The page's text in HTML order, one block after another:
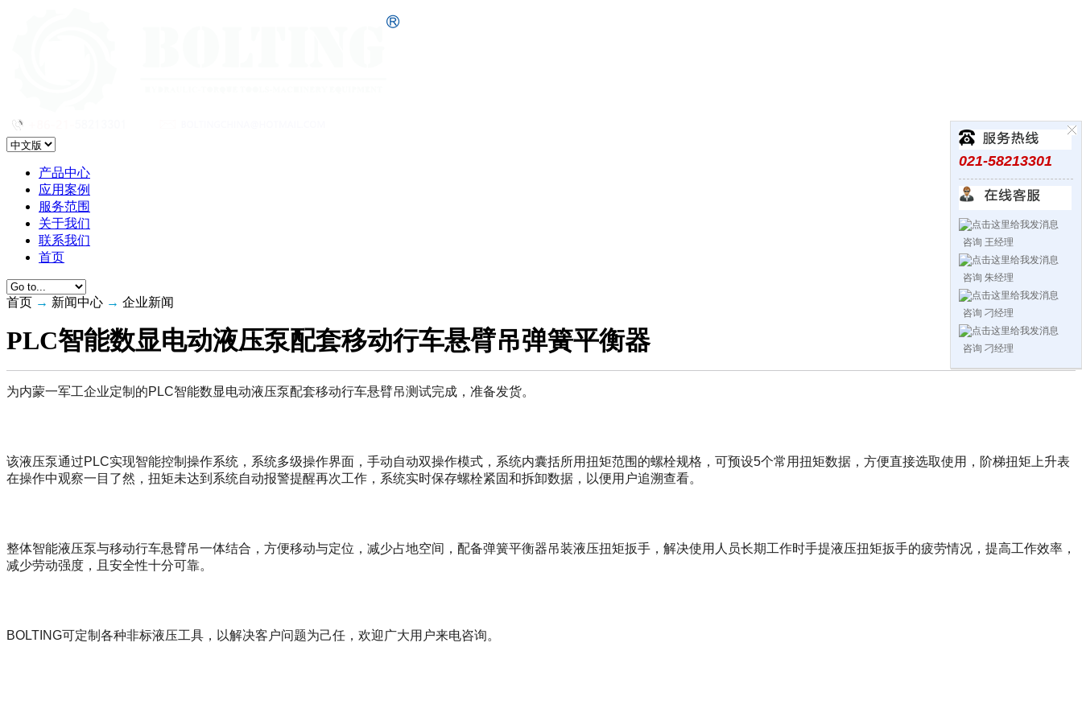
产品中心
应用案例
服务范围
关于我们
联系我们
首页
首页 → 新闻中心 → 企业新闻
PLC智能数显电动液压泵配套移动行车悬臂吊弹簧平衡器
为内蒙一军工企业定制的PLC智能数显电动液压泵配套移动行车悬臂吊测试完成，准备发货。
该液压泵通过PLC实现智能控制操作系统，系统多级操作界面，手动自动双操作模式，系统内囊括所用扭矩范围的螺栓规格，可预设5个常用扭矩数据，方便直接选取使用，阶梯扭矩上升表
在操作中观察一目了然，扭矩未达到系统自动报警提醒再次工作，系统实时保存螺栓紧固和拆卸数据，以便用户追溯查看。
整体智能液压泵与移动行车悬臂吊一体结合，方便移动与定位，减少占地空间，配备弹簧平衡器吊装液压扭矩扳手，解决使用人员长期工作时手提液压扭矩扳手的疲劳情况，提高工作效率，
减少劳动强度，且安全性十分可靠。
BOLTING可定制各种非标液压工具，以解决客户问题为己任，欢迎广大用户来电咨询。
021-58213301
咨询 王经理
咨询 朱经理
咨询 刁经理
咨询 刁经理